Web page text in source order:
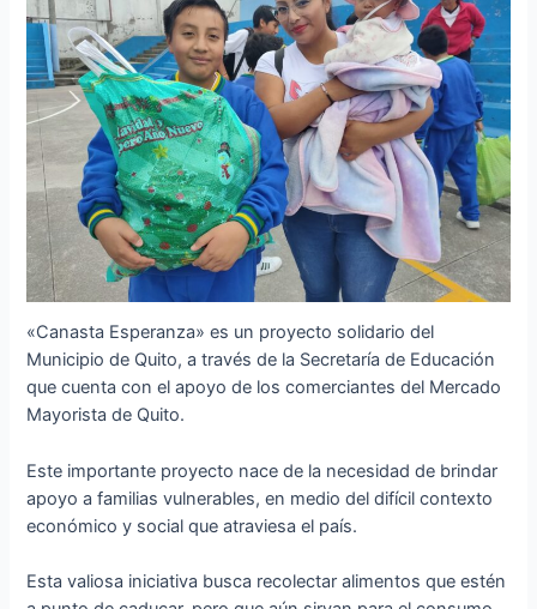
«Canasta Esperanza» es un proyecto solidario del
Municipio de Quito, a través de la Secretaría de Educación
que cuenta con el apoyo de los comerciantes del Mercado
Mayorista de Quito.
Este importante proyecto nace de la necesidad de brindar
apoyo a familias vulnerables, en medio del difícil contexto
económico y social que atraviesa el país.
Esta valiosa iniciativa busca recolectar alimentos que estén